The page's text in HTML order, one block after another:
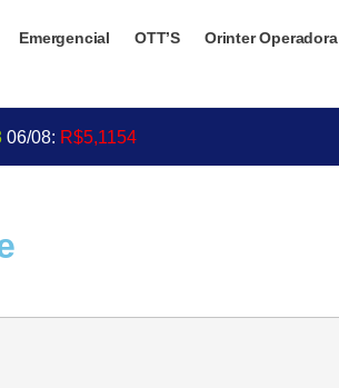
Emergencial OTT’S
Orinter Operadora
06/08: R$5,1154